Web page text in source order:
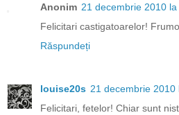
Anonim 21 decembrie 2010
Felicitari castigatoarelor!
Răspundeți
louise20s 21 decembrie 2010
Felicitari, fetelor! Chiar sunt